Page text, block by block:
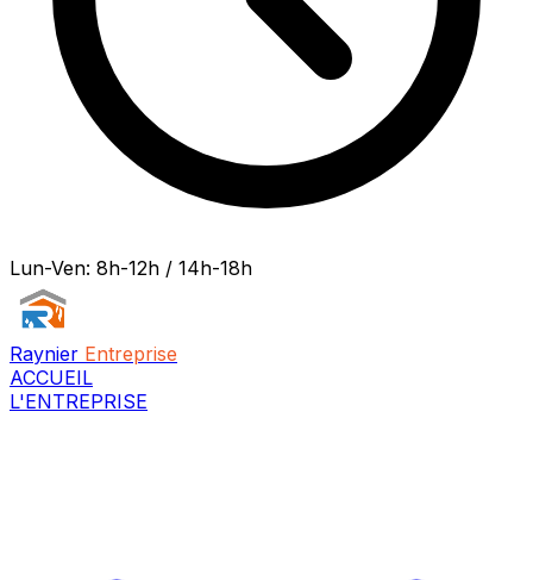
Lun-Ven: 8h-12h / 14h-18h
Raynier Entreprise
ACCUEIL
L'ENTREPRISE